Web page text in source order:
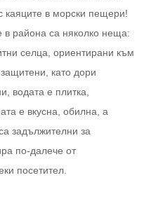
каяците в морски пещери!
в района са няколко неща:
селца, ориентирани към
като дори
водата е плитка,
е вкусна, обилна, а
задължителни за
по-далече от
посетител.